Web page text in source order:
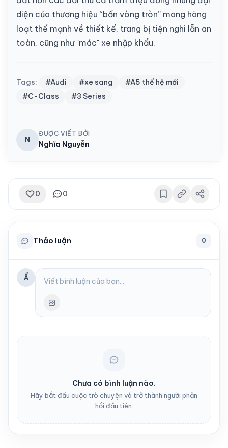
diện của thương hiệu “bốn vòng tròn” mang hàng
loạt thế mạnh về thiết kế, trang bị tiện nghi lẫn an
toàn, cũng như "mác" xe nhập khẩu.
Tags: #Audi #xe sang
#A5 thế hệ mới
#C-Class
#3 Series
N
ĐƯỢC VIẾT BỞI
Nghĩa Nguyễn
0 0
Thảo luận 0
Ẩ
Chưa có bình luận nào.
Hãy bắt đầu cuộc trò chuyện và trở thành người phản
hồi đầu tiên.